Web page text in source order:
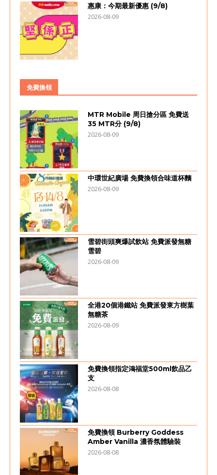
惠康：今期最新優惠 (9/8)
2026-08-09
免費換領
MTR Mobile 周日搶分區 免費送
35 MTR分 (9/8)
2026-08-09
中環世紀廣場 免費換領合味道杯麵
2026-08-09
雪碧街頭爽爆試飲站 免費派發無糖
雪碧
2026-08-09
全港20個港鐵站 免費派發東方樹葉
無糖茶
2026-08-09
免費換領指定鴻福堂500ml飲品乙
支
2026-08-08
免費換領 Burberry Goddess
Amber Vanilla 濃香氛體驗裝
2026-08-08